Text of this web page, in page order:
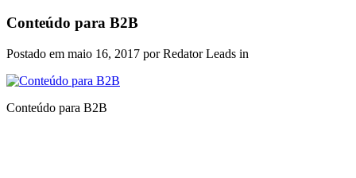
Conteúdo para B2B
Postado em maio 16, 2017 por Redator Leads in
Conteúdo para B2B